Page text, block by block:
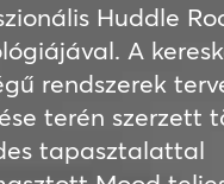
Huddle
A
rendszerek
terén szerzett
tapasztalattal